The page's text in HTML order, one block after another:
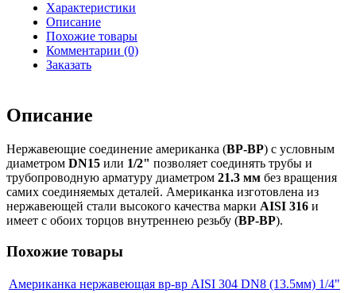
Характеристики
Описание
Похожие товары
Комментарии (0)
Заказать
Описание
Нержавеющие соединение американка (ВР-ВР) с условным
диаметром DN15 или 1/2" позволяет соединять трубы и
трубопроводную арматуру диаметром 21.3 мм без вращения
самих соединяемых деталей. Американка изготовлена из
нержавеющей стали высокого качества марки AISI 316 и
имеет с обоих торцов внутреннею резьбу (ВР-ВР).
Похожие товары
Американка нержавеющая вр-вр AISI 304 DN8 (13.5мм) 1/4"